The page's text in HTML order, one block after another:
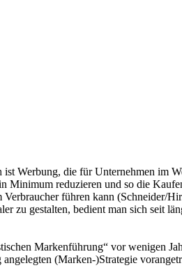
Werbung, die für Unternehmen im
reduzieren und so die
führen kann (Schneider/
zu gestalten, bedient man sich seit
Markenführung“ vor wenigen
(Marken-)Strategie